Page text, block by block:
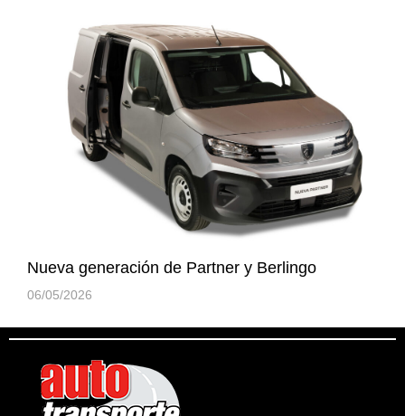
Nueva generación de Partner y Berlingo
06/05/2026